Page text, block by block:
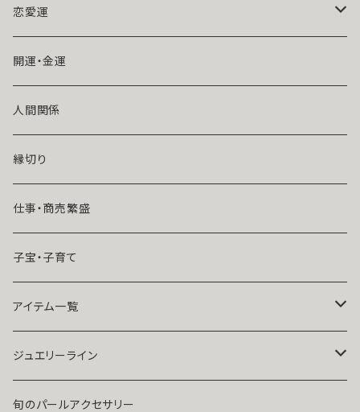
魔術師アリエル
悪魔術師べリアル
風水師さくら
魔術師恋雪
魔術師N.Kelly
魔術師Sara Serendipity
祈祷師澪央
ユタ玉城陽
恋愛運
片思い
ライバルの居る恋（略奪したい）
年齢差のある恋（年上・年下）
マンネリ気味の恋
遠距離
復縁したい・取り戻したい愛情
人に言えない関係
出会いが欲しい
開運・金運
人間関係
縁切り
仕事・商売繁盛
子宝・子育て
アイテム一覧
ネックレス
ブレスレット・アンクレット
ジュエリーライン
Ｋ１０
旬のパールアクセサリー